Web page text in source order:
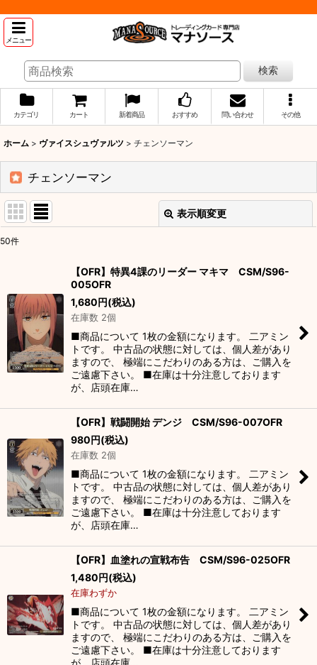
メニュー
検索
カテゴリ カート 新着商品 おすすめ 問い合わせ その他
ホーム > ヴァイスシュヴァルツ > チェンソーマン
チェンソーマン
表示順変更
並び順:
絞り込む
50件
【OFR】特異4課のリーダー マキマ CSM/S96-
005OFR
1,680円(税込)
在庫数 2個
■商品について 1枚の金額になります。 二アミン
トです。 中古品の状態に対しては、個人差があり
ますので、 極端にこだわりのある方は、ご購入を
ご遠慮下さい。 ■在庫は十分注意しております
が、店頭在庫…
【OFR】戦闘開始 デンジ CSM/S96-007OFR
980円(税込)
在庫数 2個
■商品について 1枚の金額になります。 二アミン
トです。 中古品の状態に対しては、個人差があり
ますので、 極端にこだわりのある方は、ご購入を
ご遠慮下さい。 ■在庫は十分注意しております
が、店頭在庫…
【OFR】血塗れの宣戦布告 CSM/S96-025OFR
1,480円(税込)
在庫わずか
■商品について 1枚の金額になります。 二アミン
トです。 中古品の状態に対しては、個人差があり
ますので、 極端にこだわりのある方は、ご購入を
ご遠慮下さい。 ■在庫は十分注意しております
が、店頭在庫…